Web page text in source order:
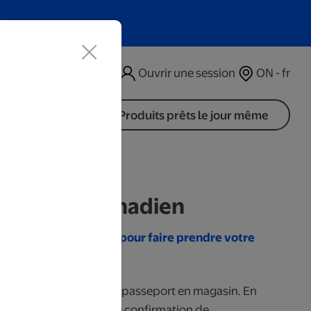
Ouvrir une session ON - fr
Produits prêts le jour même
canadien
succursale Walmart pour faire prendre votre
prendre vos photos de passeport en magasin. En